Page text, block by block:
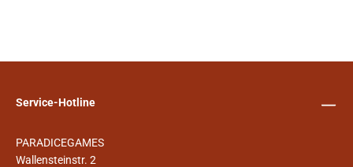
Service-Hotline
PARADICEGAMES
Wallensteinstr. 2